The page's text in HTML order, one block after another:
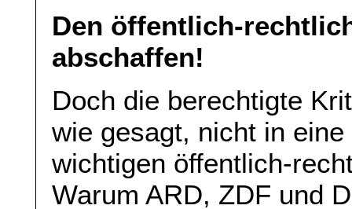
Den öffentlich-
abschaffen!
Doch die berechtigte
wie gesagt, nicht in
wichtigen öffentlich-
Warum ARD, ZDF und